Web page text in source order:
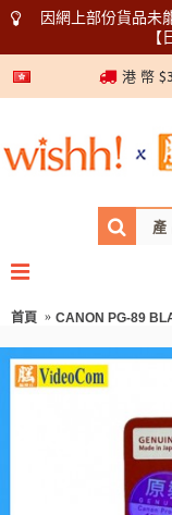
因網上部份貨品未
港 幣
首頁 CANON PG-89